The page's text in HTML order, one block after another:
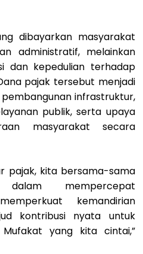
dibayarkan masyarakat
administratif, melainkan
dan kepedulian terhadap
pajak tersebut menjadi
infrastruktur,
publik, serta upaya
masyarakat secara
pajak, kita bersama-sama
mempercepat
kemandirian
kontribusi nyata untuk
yang kita cintai,”